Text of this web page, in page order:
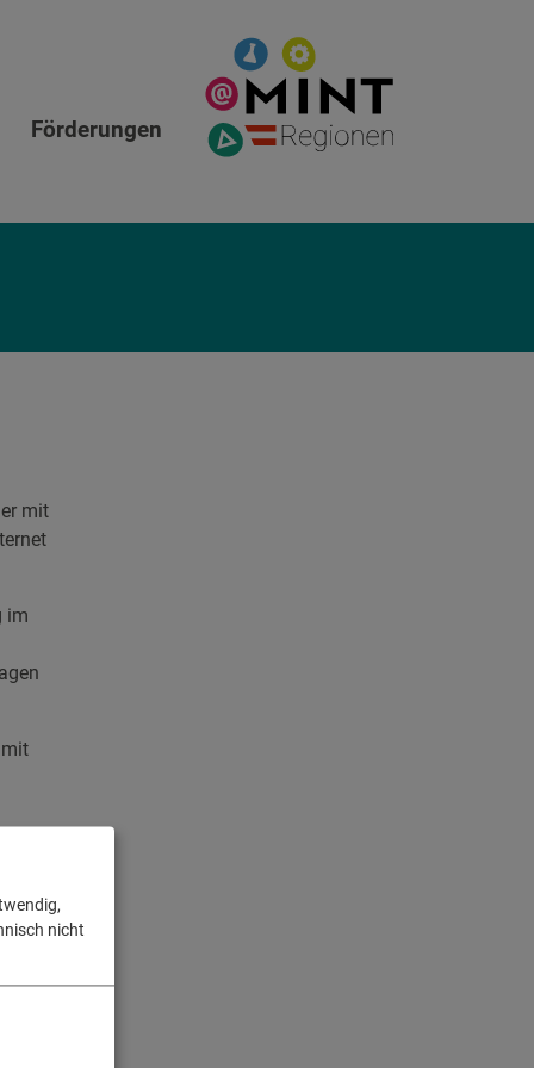
nicht
Förderungen
mit
im